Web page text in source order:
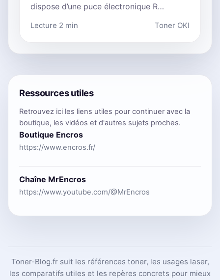
dispose d’une puce électronique R…
Lecture 2 min Toner OKI
Ressources utiles
Retrouvez ici les liens utiles pour continuer avec la
boutique, les vidéos et d'autres sujets proches.
Boutique Encros
https://www.encros.fr/
Chaîne MrEncros
https://www.youtube.com/@MrEncros
Toner-Blog.fr suit les références toner, les usages laser,
les comparatifs utiles et les repères concrets pour mieux